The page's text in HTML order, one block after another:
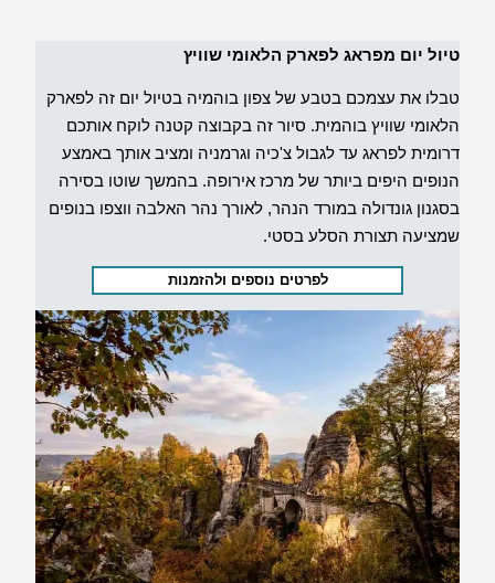
טיול יום מפראג לפארק הלאומי שוויץ
טבלו את עצמכם בטבע של צפון בוהמיה בטיול יום זה לפארק
הלאומי שוויץ בוהמית. סיור זה בקבוצה קטנה לוקח אותכם
דרומית לפראג עד לגבול צ'כיה וגרמניה ומציב אותך באמצע
הנופים היפים ביותר של מרכז אירופה. בהמשך שוטו בסירה
בסגנון גונדולה במורד הנהר, לאורך נהר האלבה ווצפו בנופים
שמציעה תצורת הסלע בסטי.
לפרטים נוספים ולהזמנות